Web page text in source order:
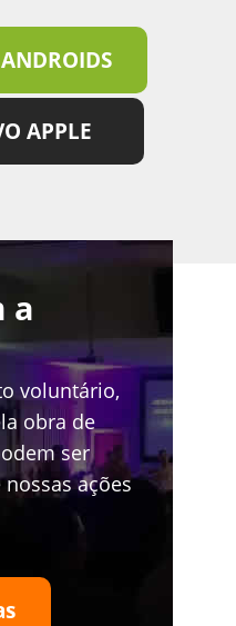
APPLE
a
voluntário,
obra de
ser
ações